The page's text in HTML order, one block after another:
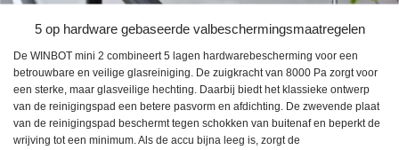
5 op hardware gebaseerde valbeschermingsmaatregelen
De WINBOT mini 2 combineert 5 lagen hardwarebescherming voor een
betrouwbare en veilige glasreiniging. De zuigkracht van 8000 Pa zorgt voor
een sterke, maar glasveilige hechting. Daarbij biedt het klassieke ontwerp
van de reinigingspad een betere pasvorm en afdichting. De zwevende plaat
van de reinigingspad beschermt tegen schokken van buitenaf en beperkt de
wrijving tot een minimum. Als de accu bijna leeg is, zorgt de